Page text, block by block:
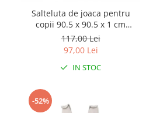
Salteluta de joaca pentru
copii 90.5 x 90.5 x 1 cm
ECOEVA021 - Orasel
117,00 Lei
97,00 Lei
IN STOC
-52%